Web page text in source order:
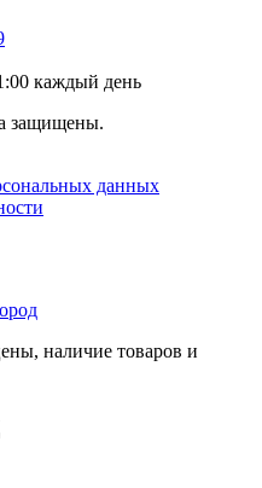
каждый день
защищены.
данных
наличие товаров и